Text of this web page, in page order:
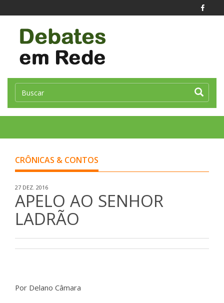
CRÔNICAS & CONTOS
27 DEZ. 2016
APELO AO SENHOR
LADRÃO
Por Delano Câmara